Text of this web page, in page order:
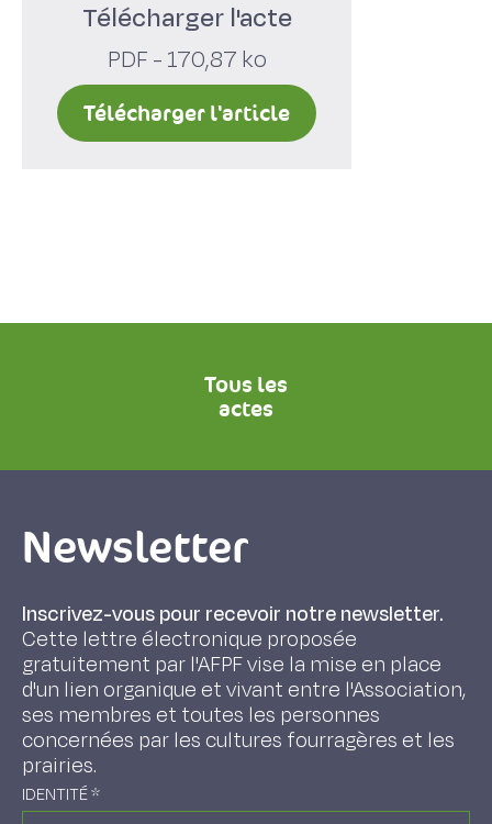
Télécharger l'acte
PDF - 170,87 ko
Télécharger l'article
Tous les
actes
Newsletter
Inscrivez-vous pour recevoir notre newsletter.
Cette lettre électronique proposée
gratuitement par l'AFPF vise la mise en place
d'un lien organique et vivant entre l'Association,
ses membres et toutes les personnes
concernées par les cultures fourragères et les
prairies.
IDENTITÉ*